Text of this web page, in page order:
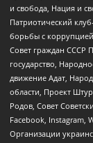
и свобода, Нация и
Патриотический
борьбы с
Совет граждан СССР
государство,
движение Адат,
области, Проект
Родов, Совет
Facebook, Instagram,
Организации